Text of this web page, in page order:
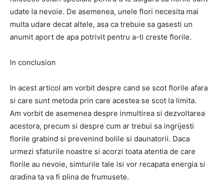
udate la nevoie. De asemenea, unele flori necesita mai
multa udare decat altele, asa ca trebuie sa gasesti un
anumit aport de apa potrivit pentru a-ti creste florile.
In conclusion
In acest articol am vorbit despre cand se scot florile afara
si care sunt metoda prin care acestea se scot la limita.
Am vorbit de asemenea despre inmultirea si dezvoltarea
acestora, precum si despre cum ar trebui sa ingrijesti
florile grabind si prevenind bolile si daunatorii. Daca
urmezi sfaturile noastre si acorzi toata atentia de care
florile au nevoie, simturile tale isi vor recapata energia si
gradina ta va fi plina de frumusete.